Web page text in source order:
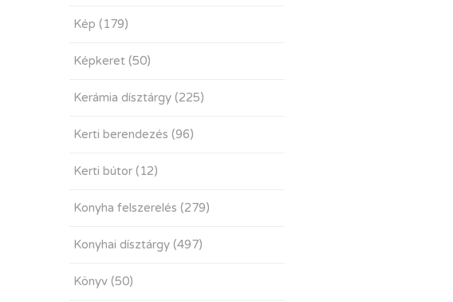
Kép (179)
Képkeret (50)
Kerámia dísztárgy (225)
Kerti berendezés (96)
Kerti bútor (12)
Konyha felszerelés (279)
Konyhai dísztárgy (497)
Könyv (50)